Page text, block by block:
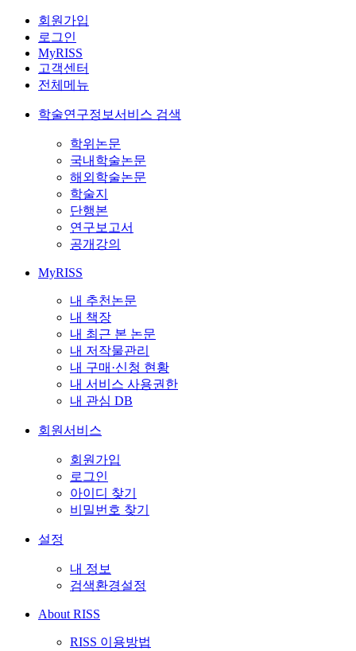
회원가입
로그인
MyRISS
고객센터
전체메뉴
학술연구정보서비스 검색
학위논문
국내학술논문
해외학술논문
학술지
단행본
연구보고서
공개강의
MyRISS
내 추천논문
내 책장
내 최근 본 논문
내 저작물관리
내 구매·신청 현황
내 서비스 사용권한
내 관심 DB
회원서비스
회원가입
로그인
아이디 찾기
비밀번호 찾기
설정
내 정보
검색환경설정
About RISS
RISS 이용방법